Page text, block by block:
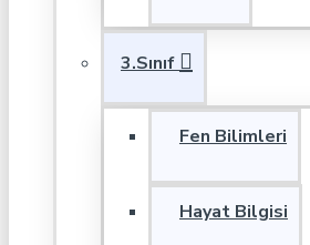
3.Sınıf
Fen Bilimleri
Hayat Bilgisi